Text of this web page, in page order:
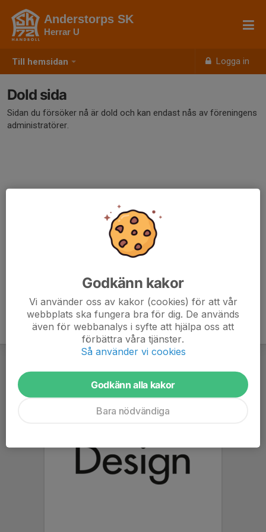
Till hemsidan Logga in
Anderstorps SK
Herrar U
Dold sida
Sidan du försöker nå är dold och kan endast nås av föreningens
administratörer.
Godkänn kakor
Vi använder oss av kakor (cookies) för att vår
webbplats ska fungera bra för dig. De används
även för webbanalys i syfte att hjälpa oss att
förbättra våra tjänster.
Så använder vi cookies
Godkänn alla kakor
Bara nödvändiga